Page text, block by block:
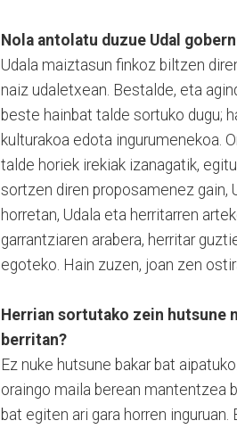
Nola antolatu duzue Udal
Udala maiztasun finkoz biltzen
naiz udaletxean. Bestalde, eta
beste hainbat talde sortuko dugu;
kulturakoa edota ingurumenekoa.
talde horiek irekiak izanagatik,
sortzen diren proposamenez gain,
horretan, Udala eta herritarren
garrantziaren arabera, herritar
egoteko. Hain zuzen, joan zen
Herrian sortutako zein hutsune
berritan?
Ez nuke hutsune bakar bat
oraingo maila berean mantentzea
bat egiten ari gara horren